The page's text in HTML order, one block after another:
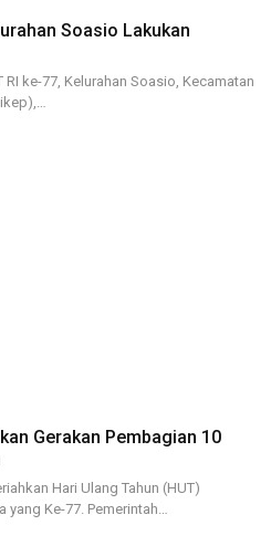
Soasio Lakukan
RI ke-77, Kelurahan Soasio, Kecamatan
Gerakan Pembagian 10
Hari Ulang Tahun (HUT)
yang Ke-77. Pemerintah…